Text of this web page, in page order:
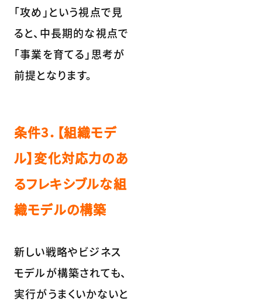
「攻め」という視点で見
ると、中長期的な視点で
「事業を育てる」思考が
前提となります。
条件3．【組織モデ
ル】変化対応力のあ
るフレキシブルな組
織モデルの構築
新しい戦略やビジネス
モデルが構築されても、
実行がうまくいかないと